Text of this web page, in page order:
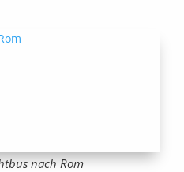
nach Rom